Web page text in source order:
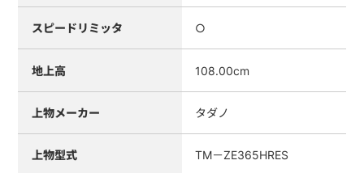
スピードリミッタ ○
地上高 108.00cm
上物メーカー タダノ
上物型式 TM－ZE365HRES